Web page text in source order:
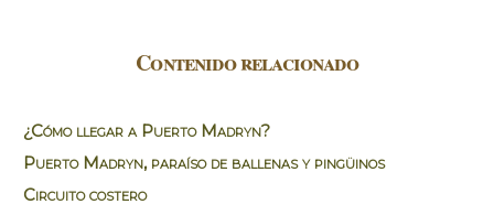
Contenido relacionado
¿Cómo llegar a Puerto Madryn?
Puerto Madryn, paraíso de ballenas y pingüinos
Circuito costero